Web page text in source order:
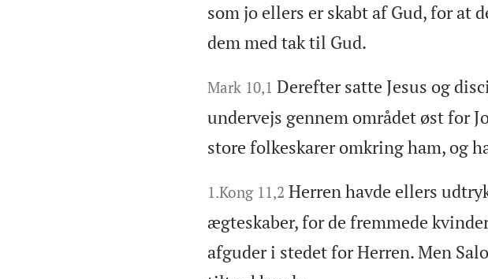
som jo ellers er skabt af Gud, for at
dem med tak til Gud.
Mark 10,1 Derefter satte Jesus og
undervejs gennem området øst for
store folkeskarer omkring ham, og
1.Kong 11,2 Herren havde ellers
ægteskaber, for de fremmede
afguder i stedet for Herren. Men